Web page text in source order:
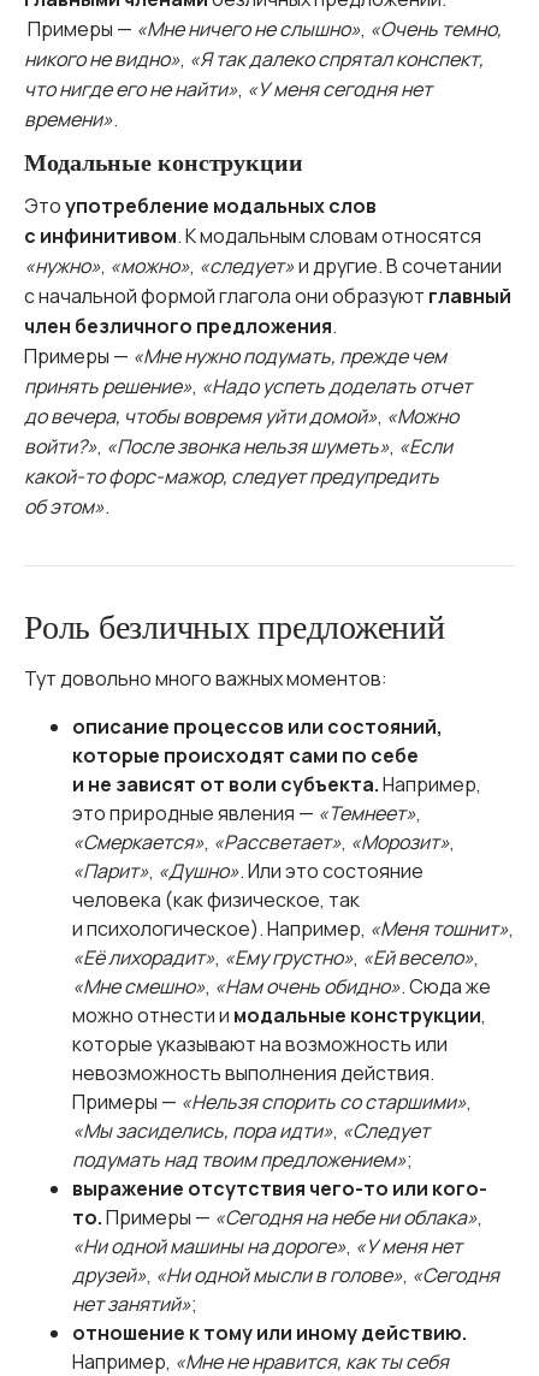
Примеры — «Мне ничего не слышно», «Очень темно,
никого не видно», «Я так далеко спрятал конспект,
что нигде его не найти», «У меня сегодня нет
времени».
Модальные конструкции
Этоупотребление модальных слов
с инфинитивом. К модальным словам относятся
«нужно», «можно», «следует»и другие. В сочетании
с начальной формой глагола они образуют главный
член безличного предложения.
Примеры — «Мне нужно подумать, прежде чем
принять решение», «Надо успеть доделать отчет
до вечера, чтобы вовремя уйти домой», «Можно
войти?», «После звонка нельзя шуметь», «Если
какой-то форс-мажор, следует предупредить
об этом».
Роль безличных предложений
Тут довольно много важных моментов:
описание процессов или состояний,
которые происходят сами по себе
и не зависят от воли субъекта.Например,
это природные явления — «Темнеет»,
«Смеркается», «Рассветает», «Морозит»,
«Парит», «Душно». Или это состояние
человека (как физическое, так
и психологическое). Например, «Меня тошнит»,
«Её лихорадит», «Ему грустно», «Ей весело»,
«Мне смешно», «Нам очень обидно». Сюда же
можно отнести и модальные конструкции,
которые указывают на возможность или
невозможность выполнения действия.
Примеры — «Нельзя спорить со старшими»,
«Мы засиделись, пора идти», «Следует
подумать над твоим предложением»;
выражение отсутствия чего-то или кого-
то.Примеры — «Сегодня на небе ни облака»,
«Ни одной машины на дороге», «У меня нет
друзей», «Ни одной мысли в голове», «Сегодня
нет занятий»;
отношение к тому или иному действию.
Например, «Мне не нравится, как ты себя